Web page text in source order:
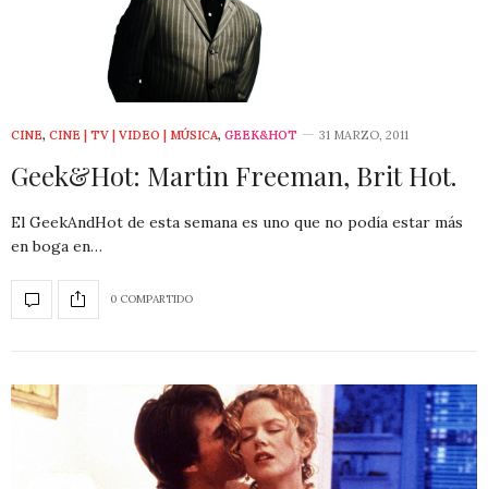
CINE, CINE | TV | VIDEO | MÚSICA, GEEK&HOT 31 MARZO, 2011
Geek&Hot: Martin Freeman, Brit Hot.
El GeekAndHot de esta semana es uno que no podía estar más
en boga en…
0 COMPARTIDO